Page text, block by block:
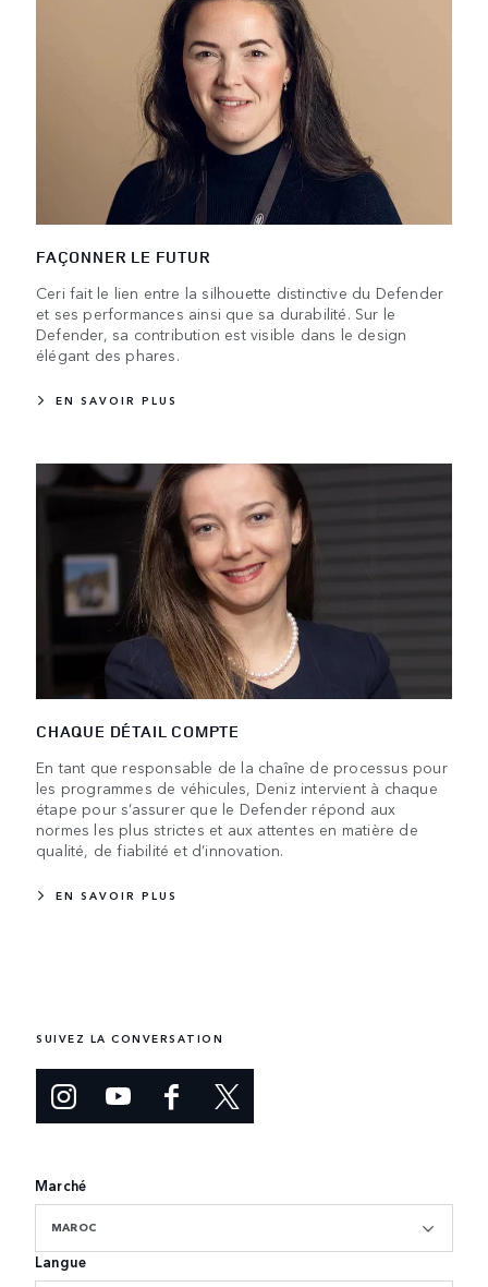
FAÇONNER LE FUTUR
Ceri fait le lien entre la silhouette distinctive du Defender
et ses performances ainsi que sa durabilité. Sur le
Defender, sa contribution est visible dans le design
élégant des phares.
EN SAVOIR PLUS
CHAQUE DÉTAIL COMPTE
En tant que responsable de la chaîne de processus pour
les programmes de véhicules, Deniz intervient à chaque
étape pour s’assurer que le Defender répond aux
normes les plus strictes et aux attentes en matière de
qualité, de fiabilité et d’innovation.
EN SAVOIR PLUS
SUIVEZ LA CONVERSATION
Marché
MAROC
Langue